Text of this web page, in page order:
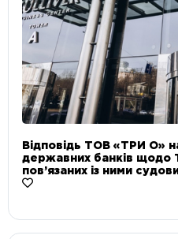
Відповідь ТОВ «ТРИ О»
державних банків щодо
пов’язаних із ними